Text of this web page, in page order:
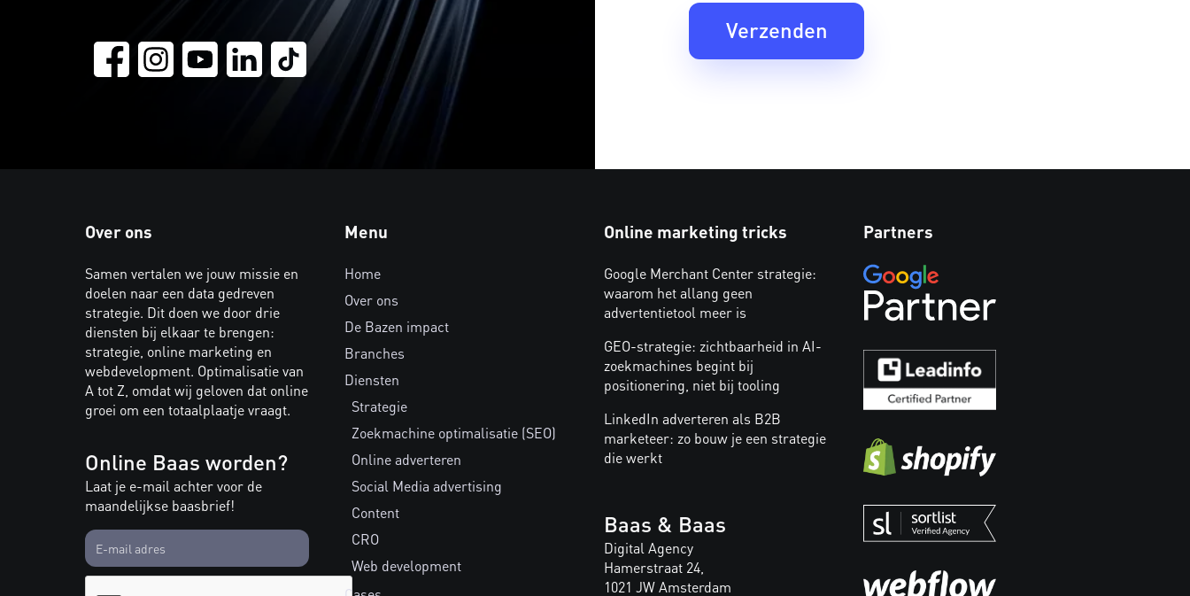
Over ons
Samen vertalen we jouw missie en
doelen naar een data gedreven
strategie. Dit doen we door drie
diensten bij elkaar te brengen:
strategie, online marketing en
webdevelopment. Optimalisatie van
A tot Z, omdat wij geloven dat online
groei om een totaalplaatje vraagt.
Online Baas worden?
Laat je e-mail achter voor de
maandelijkse baasbrief!
Menu
Home
Over ons
De Bazen impact
Branches
Diensten
Strategie
Zoekmachine optimalisatie (SEO)
Online adverteren
Social Media advertising
Content
CRO
Web development
Online marketing tricks
Google Merchant Center strategie:
waarom het allang geen
advertentietool meer is
GEO-strategie: zichtbaarheid in AI-
zoekmachines begint bij
positionering, niet bij tooling
LinkedIn adverteren als B2B
marketeer: zo bouw je een strategie
die werkt
Baas & Baas
Digital Agency
Hamerstraat 24,
1021 JW Amsterdam
Partners